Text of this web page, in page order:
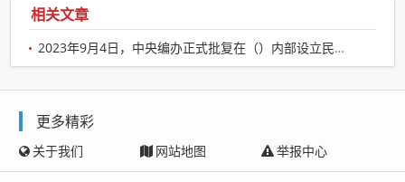
相关文章
2023年9月4日，中央编办正式批复在（）内部设立民营经济发展局，作为促进民营经济发展壮大的专门工作机构。
更多精彩
关于我们 网站地图 举报中心